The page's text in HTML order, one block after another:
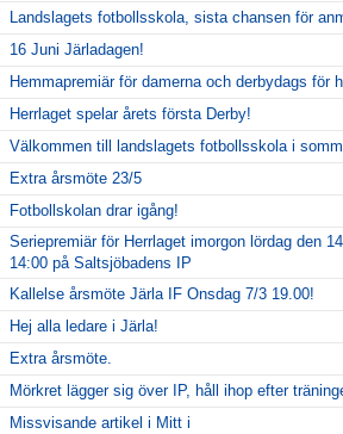
Landslagets fotbollsskola, sista chansen för
16 Juni Järladagen!
Hemmapremiär för damerna och derbydags för
Herrlaget spelar årets första Derby!
Välkommen till landslagets fotbollsskola i
Extra årsmöte 23/5
Fotbollskolan drar igång!
Seriepremiär för Herrlaget imorgon lördag den
14:00 på Saltsjöbadens IP
Kallelse årsmöte Järla IF Onsdag 7/3 19.00!
Hej alla ledare i Järla!
Extra årsmöte.
Mörkret lägger sig över IP, håll ihop efter
Missvisande artikel i Mitt i